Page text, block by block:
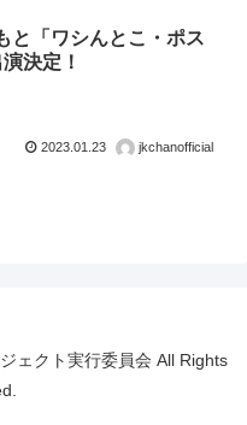
と「ワシんとこ・ポス
決定！
2023.01.23 jkchanofficial
ェクト実行委員会 All Rights